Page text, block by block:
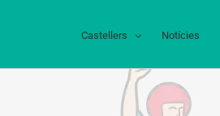
Castellers Notícies